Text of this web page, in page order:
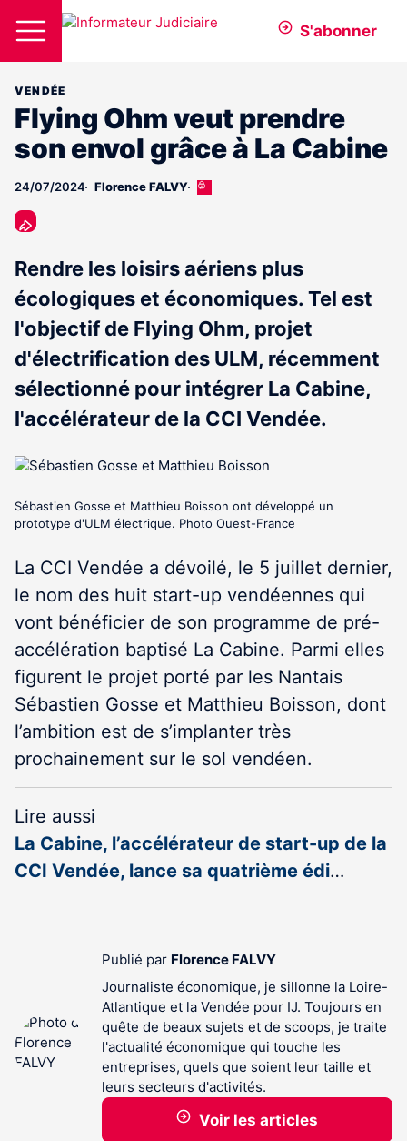
S'abonner
VENDÉE
Flying Ohm veut prendre
son envol grâce à La Cabine
24/07/2024 Florence FALVY
Cet
aux
abonnés
Rendre les loisirs aériens plus
écologiques et économiques. Tel est
l'objectif de Flying Ohm, projet
d'électrification des ULM, récemment
sélectionné pour intégrer La Cabine,
l'accélérateur de la CCI Vendée.
Sébastien Gosse et Matthieu Boisson ont développé un
prototype d'ULM électrique. Photo Ouest-France
La CCI Vendée a dévoilé, le 5 juillet dernier,
le nom des huit start-up vendéennes qui
vont bénéficier de son programme de pré-
accélération baptisé La Cabine. Parmi elles
figurent le projet porté par les Nantais
Sébastien Gosse et Matthieu Boisson, dont
l’ambition est de s’implanter très
prochainement sur le sol vendéen.
Lire aussi
La Cabine, l’accélérateur de start-up de la
CCI Vendée, lance sa quatrième édi…
Publié par Florence FALVY
Journaliste économique, je sillonne la Loire-
Atlantique et la Vendée pour IJ. Toujours en
quête de beaux sujets et de scoops, je traite
l'actualité économique qui touche les
entreprises, quels que soient leur taille et
leurs secteurs d'activités.
Voir les articles